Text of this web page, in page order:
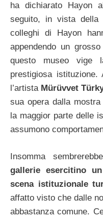
ha dichiarato Hayon
seguito, in vista della
colleghi di Hayon
appendendo un
questo museo vige
prestigiosa
l’artista Mürüvvet
sua opera dalla
la maggior parte delle
assumono
Insomma
gallerie esercitino
scena istituzionale
affatto visto che dalle
abbastanza comune.